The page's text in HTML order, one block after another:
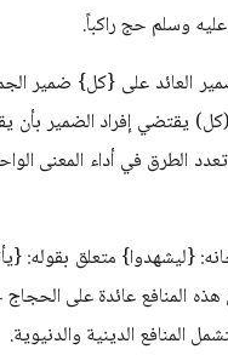
وسلم حج راكباً.
العائد على {كل} ضمير
يقتضي إفراد الضمير بأن
الطرق في أداء المعنى
{ليشهدوا} متعلق بقوله:
المنافع عائدة على الحجاج
المنافع الدينية والدنيوية.